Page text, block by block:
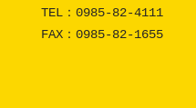
TEL： 0985-82-4111
FAX：0985-82-1655